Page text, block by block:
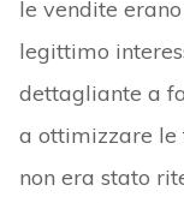
le vendite
legittimo
dettagliante a
a ottimizzare le
non era stato